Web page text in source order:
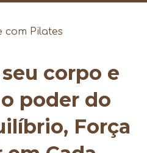
com Pilates
corpo e
poder do
Força